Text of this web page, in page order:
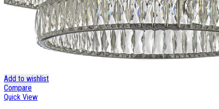
Add to wishlist
Compare
Quick View